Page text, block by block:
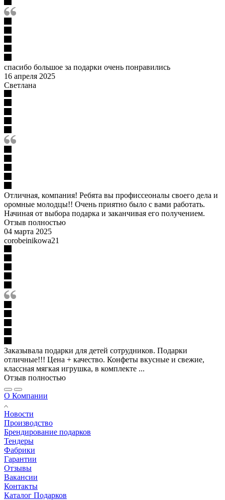
спасибо большое за подарки очень понравились
16 апреля 2025
Светлана
Отличная, компания! Ребята вы профиссеоналы своего дела и
оромные молодцы!! Очень приятно было с вами работать.
Начиная от выбора подарка и заканчивая его получением.
Отзыв полностью
04 марта 2025
corobeinikowa21
Заказывала подарки для детей сотрудников. Подарки
отличные!!! Цена + качество. Конфеты вкусные и свежие,
классная мягкая игрушка, в комплекте ...
Отзыв полностью
О Компании
Новости
Производство
Брендирование подарков
Тендеры
Фабрики
Гарантии
Отзывы
Вакансии
Контакты
Каталог Подарков